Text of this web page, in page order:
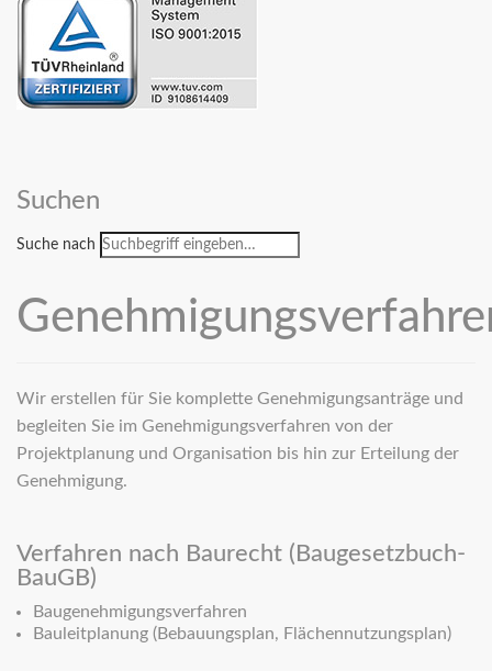
Suchen
Suche nach
Wir erstellen für Sie komplette Genehmigungsanträge und
begleiten Sie im Genehmigungsverfahren von der
Projektplanung und Organisation bis hin zur Erteilung der
Genehmigung.
Verfahren nach Baurecht (Baugesetzbuch-
BauGB)
Baugenehmigungsverfahren
Bauleitplanung (Bebauungsplan, Flächennutzungsplan)